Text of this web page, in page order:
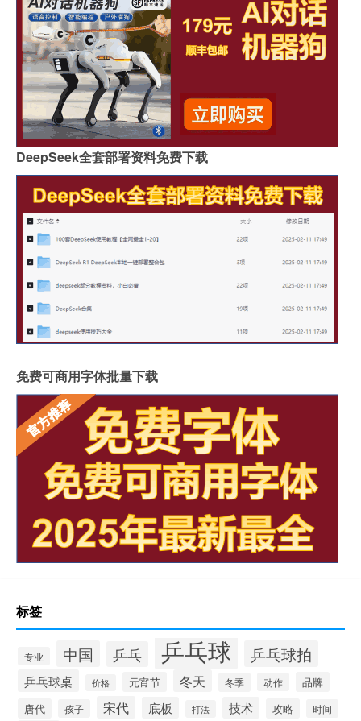
DeepSeek全套部署资料免费下载
免费可商用字体批量下载
标签
专业 中国 乒乓 乒乓球 乒乓球拍
乒乓球桌 价格 元宵节 冬天 冬季 动作
品牌
唐代
孩子 宋代 底板 打法 技术 攻略 时间